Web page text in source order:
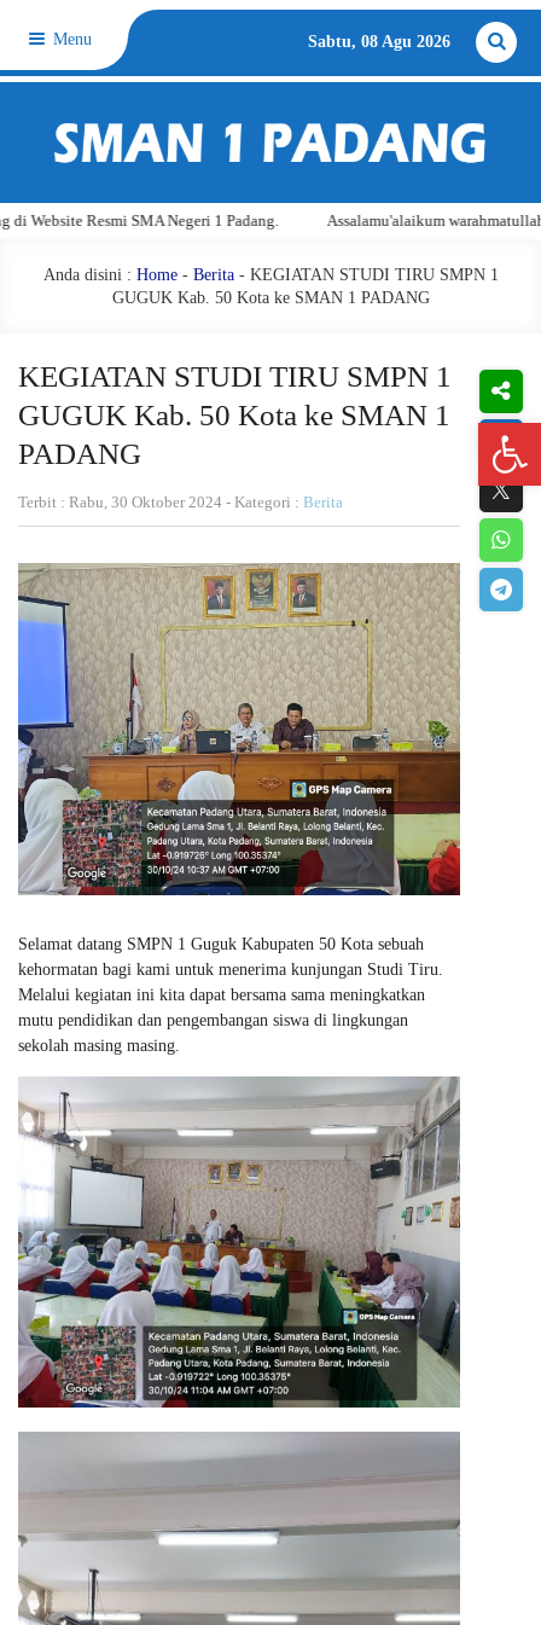
Menu Sabtu, 08 Agu 2026
Negeri 1 Padang. Assalamu'alaikum warahmatullahi wabarakatuh.
Anda disini : Home- Berita- KEGIATAN STUDI TIRU SMPN 1
GUGUK Kab. 50 Kota ke SMAN 1 PADANG
KEGIATAN STUDI TIRU SMPN 1
GUGUK Kab. 50 Kota ke SMAN 1
PADANG
Terbit : Rabu, 30 Oktober 2024 - Kategori : Berita
Selamat datang SMPN 1 Guguk Kabupaten 50 Kota sebuah
kehormatan bagi kami untuk menerima kunjungan Studi Tiru.
Melalui kegiatan ini kita dapat bersama sama meningkatkan
mutu pendidikan dan pengembangan siswa di lingkungan
sekolah masing masing.